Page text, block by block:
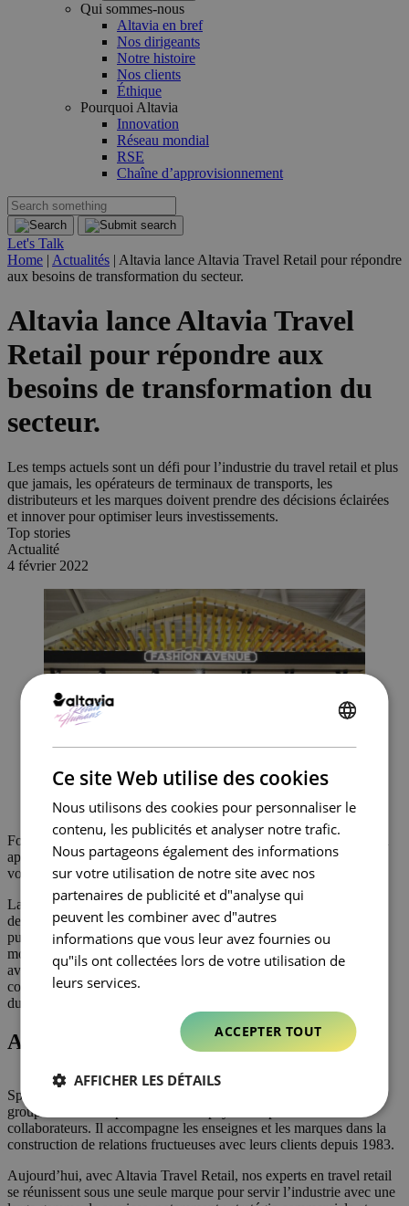
Qui sommes-nous
Altavia en bref
Nos dirigeants
Notre histoire
Nos clients
Éthique
Pourquoi Altavia
Innovation
Réseau mondial
RSE
Chaîne d’approvisionnement
Let's Talk
Home | Actualités | Altavia lance Altavia Travel Retail pour répondre
aux besoins de transformation du secteur.
Altavia lance Altavia Travel
Retail pour répondre aux
besoins de transformation du
secteur.
Les temps actuels sont un défi pour l’industrie du travel retail et plus
que jamais, les opérateurs de terminaux de transports, les
distributeurs et les marques doivent prendre des décisions éclairées
et innover pour optimiser leurs investissements.
Top stories
Actualité
4 février 2022
Fort de la diversité de ses perspectives, Altavia Travel Retail vise à
apporter des solutions on et off line tout au long du parcours des
voyageurs.
La créativité, la connaissance fine du secteur et la capacité à créer
des expériences client exceptionnelles et pertinentes sont de
puissants leviers. C’est pourquoi nous pensons que c’est le bon
moment pour lancer une telle offre et aider nos clients à renouer
avec les voyageurs et à atteindre les objectifs de performance
commerciale avec une approche respectueuse du développement
durable.
Altavia Travel retail
Spécialiste de la communication commerciale dédiée au retail, le
groupe Altavia est présent dans 45 pays avec plus de 2 500
collaborateurs. Il accompagne les enseignes et les marques dans la
construction de relations fructueuses avec leurs clients depuis 1983.
Aujourd’hui, avec Altavia Travel Retail, nos experts en travel retail
se réunissent sous une seule marque pour servir l’industrie avec une
Ce site Web utilise des cookies
Nous utilisons des cookies pour personnaliser le
contenu, les publicités et analyser notre trafic.
Nous partageons également des informations
sur votre utilisation de notre site avec nos
partenaires de publicité et d"analyse qui
peuvent les combiner avec d"autres
informations que vous leur avez fournies ou
qu"ils ont collectées lors de votre utilisation de
leurs services.
ACCEPTER TOUT
AFFICHER LES DÉTAILS